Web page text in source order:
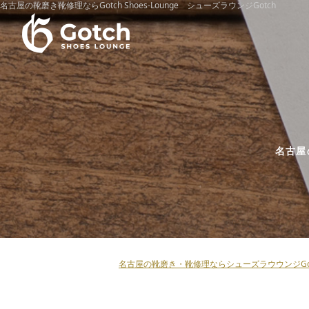
名古屋の靴磨き靴修理ならGotch Shoes-Lounge シューズラウンジGotch
名古
名古屋の靴磨き・靴修理ならシューズラウウンジ